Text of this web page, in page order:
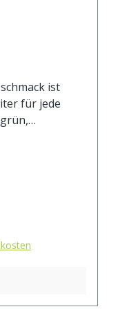
ist
für jede
ca. 15g
aufgiessen.